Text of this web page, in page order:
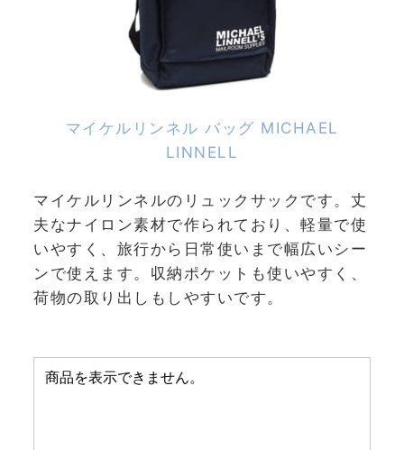
マイケルリンネル バッグ MICHAEL
LINNELL
マイケルリンネルのリュックサックです。丈
夫なナイロン素材で作られており、軽量で使
いやすく、旅行から日常使いまで幅広いシー
ンで使えます。収納ポケットも使いやすく、
荷物の取り出しもしやすいです。